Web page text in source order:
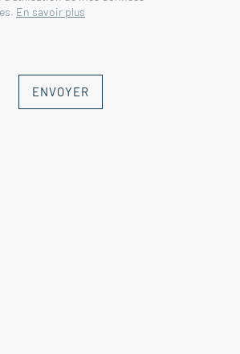
En savoir plus
ENVOYER